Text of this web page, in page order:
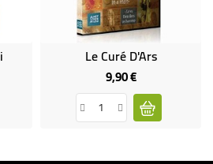
Le Curé D'Ars
9,90 €Prix